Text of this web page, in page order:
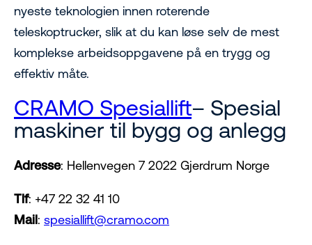
nyeste teknologien innen roterende
teleskoptrucker, slik at du kan løse selv de mest
komplekse arbeidsoppgavene på en trygg og
effektiv måte.
CRAMO Spesiallift– Spesial
maskiner til bygg og anlegg
Adresse: Hellenvegen 7 2022 Gjerdrum Norge
Tlf: +47 22 32 41 10
Mail: spesiallift@cramo.com